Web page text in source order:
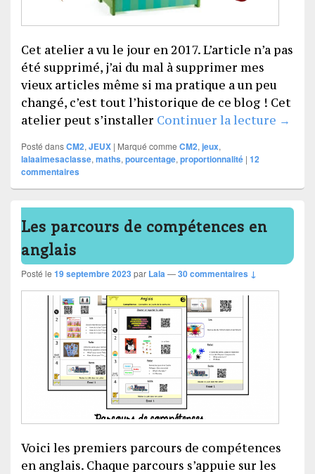
Cet atelier a vu le jour en 2017. L’article n’a pas
été supprimé, j’ai du mal à supprimer mes
vieux articles même si ma pratique a un peu
changé, c’est tout l’historique de ce blog ! Cet
atelier peut s’installer Continuer la lecture →
Posté dansCM2, JEUX | Marqué comme CM2, jeux,
lalaaimesaclasse, maths, pourcentage, proportionnalité | 12
commentaires
Les parcours de compétences en
anglais
Posté le 19 septembre 2023 par Lala—30 commentaires ↓
Voici les premiers parcours de compétences
en anglais. Chaque parcours s’appuie sur les